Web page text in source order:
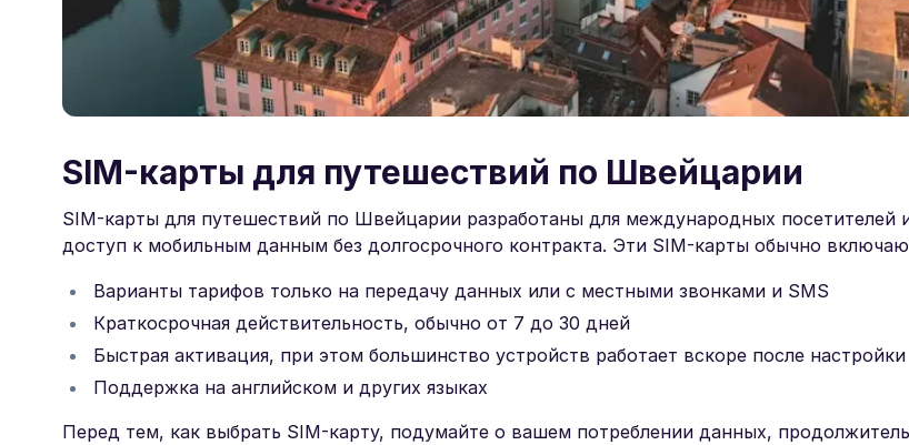
SIM-карты для путешествий по Швейцарии
SIM-карты для путешествий по Швейцарии разработаны для международных посетителей
доступ к мобильным данным без долгосрочного контракта. Эти SIM-карты обычно
Варианты тарифов только на передачу данных или с местными звонками и SMS
Краткосрочная действительность, обычно от 7 до 30 дней
Быстрая активация, при этом большинство устройств работает вскоре после настройки
Поддержка на английском и других языках
Перед тем, как выбрать SIM-карту, подумайте о вашем потреблении данных,